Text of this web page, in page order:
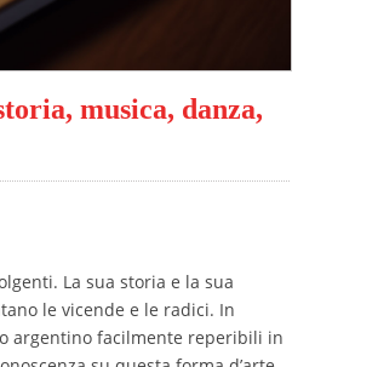
musica, danza,
La sua storia e la sua
le vicende e le radici. In
argentino facilmente reperibili in